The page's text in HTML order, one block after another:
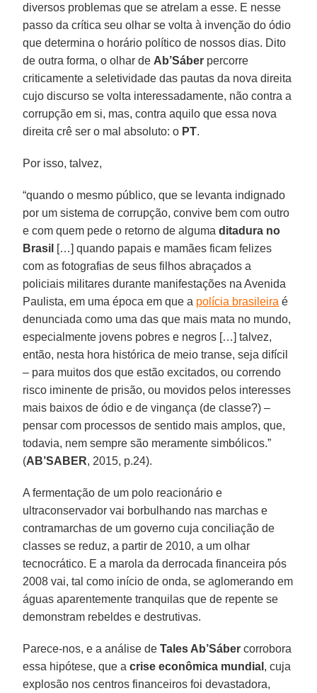
diversos problemas que se atrelam a esse. E nesse
passo da crítica seu olhar se volta à invenção do ódio
que determina o horário político de nossos dias. Dito
de outra forma, o olhar de Ab’Sáber percorre
criticamente a seletividade das pautas da nova direita
cujo discurso se volta interessadamente, não contra a
corrupção em si, mas, contra aquilo que essa nova
direita crê ser o mal absoluto: o PT.
Por isso, talvez,
“quando o mesmo público, que se levanta indignado
por um sistema de corrupção, convive bem com outro
e com quem pede o retorno de algumaditadura no
Brasil […] quando papais e mamães ficam felizes
com as fotografias de seus filhos abraçados a
policiais militares durante manifestações na Avenida
Paulista, em uma época em que a polícia brasileira é
denunciada como uma das que mais mata no mundo,
especialmente jovens pobres e negros […] talvez,
então, nesta hora histórica de meio transe, seja difícil
– para muitos dos que estão excitados, ou correndo
risco iminente de prisão, ou movidos pelos interesses
mais baixos de ódio e de vingança (de classe?) –
pensar com processos de sentido mais amplos, que,
todavia, nem sempre são meramente simbólicos.”
(AB’SABER, 2015, p.24).
A fermentação de um polo reacionário e
ultraconservador vai borbulhando nas marchas e
contramarchas de um governo cuja conciliação de
classes se reduz, a partir de 2010, a um olhar
tecnocrático. E a marola da derrocada financeira pós
2008 vai, tal como início de onda, se aglomerando em
águas aparentemente tranquilas que de repente se
demonstram rebeldes e destrutivas.
Parece-nos, e a análise deTales Ab’Sáber corrobora
essa hipótese, que a crise econômica mundial , cuja
explosão nos centros financeiros foi devastadora,